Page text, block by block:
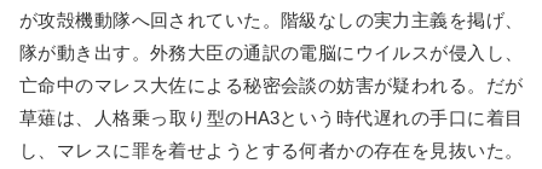
が攻殻機動隊へ回されていた。階級なしの実力主義を掲げ、
隊が動き出す。外務大臣の通訳の電脳にウイルスが侵入し、
亡命中のマレス大佐による秘密会談の妨害が疑われる。だが
草薙は、人格乗っ取り型のHA3という時代遅れの手口に着目
し、マレスに罪を着せようとする何者かの存在を見抜いた。